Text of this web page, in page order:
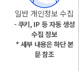
일반 개인정보 수집
- 쿠키, IP 등 자동 생성
수집 정보
* 세부 내용은 하단 본
문 참조